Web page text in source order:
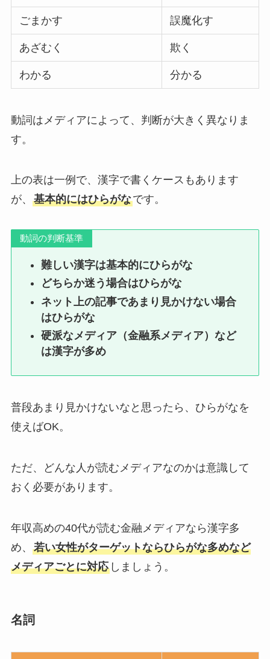
ごまかす 誤魔化す
あざむく 欺く
わかる 分かる
動詞はメディアによって、判断が大きく異なりま
す。
上の表は一例で、漢字で書くケースもあります
が、 基本的にはひらがなです。
動詞の判断基準
難しい漢字は基本的にひらがな
どちらか迷う場合はひらがな
ネット上の記事であまり見かけない場合
はひらがな
硬派なメディア（金融系メディア）など
は漢字が多め
普段あまり見かけないなと思ったら、ひらがなを
使えばOK。
ただ、どんな人が読むメディアなのかは意識して
おく必要があります。
年収高めの40代が読む金融メディアなら漢字多
め、 若い女性がターゲットならひらがな多めなど
メディアごとに対応しましょう。
名詞